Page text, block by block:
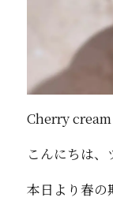
Cherry
こんにちは、
本日より春の